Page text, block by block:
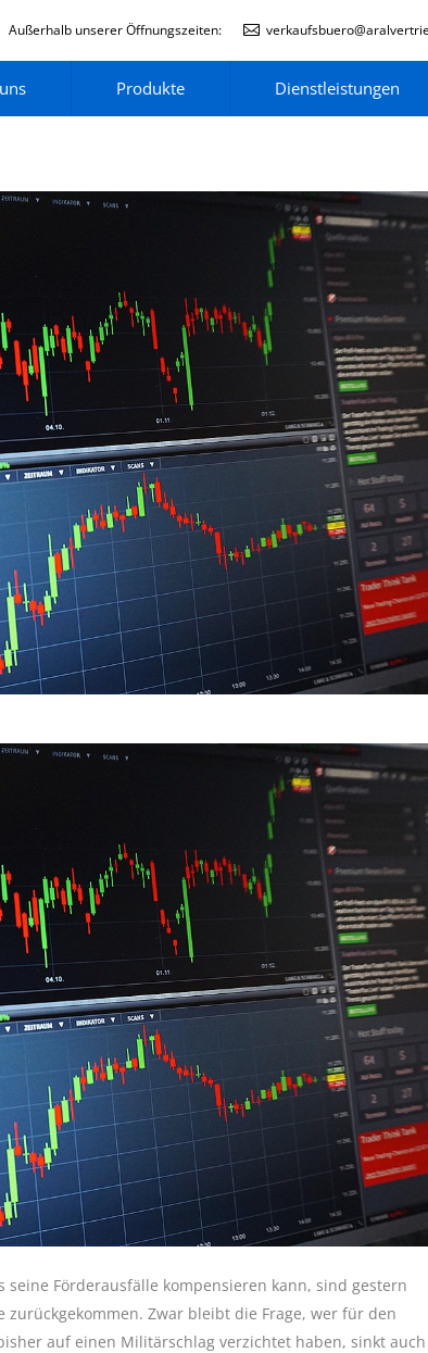
Außerhalb unserer Öffnungszeiten:
Produkte Dienstleistungen
Förderausfälle kompensieren kann, sind gestern
Zwar bleibt die Frage, wer für den
auf einen Militärschlag verzichtet haben, sinkt